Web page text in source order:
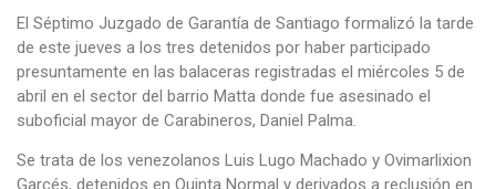
El Séptimo Juzgado de Garantía de Santiago formalizó la tarde
de este jueves a los tres detenidos por haber participado
presuntamente en las balaceras registradas el miércoles 5 de
abril en el sector del barrio Matta donde fue asesinado el
suboficial mayor de Carabineros, Daniel Palma.
Se trata de los venezolanos Luis Lugo Machado y Ovimarlixion
Garcés, detenidos en Quinta Normal y derivados a reclusión en